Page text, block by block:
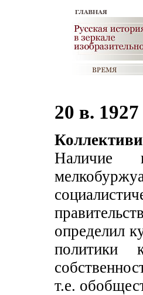
20 в. 1927
Наличие в
определил
политики
т.е.